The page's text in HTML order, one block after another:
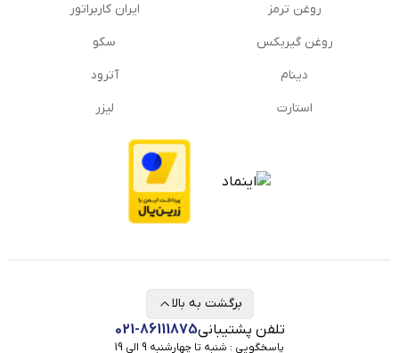
روغن ترمز
روغن گیربكس
دینام
استارت
ایران کاربراتور
سکو
آترود
لیزر
تلفن پشتیبانی021-86111875
پاسخگویی : شنبه تا چهارشنبه 9 الی 19
برگشت به بالا